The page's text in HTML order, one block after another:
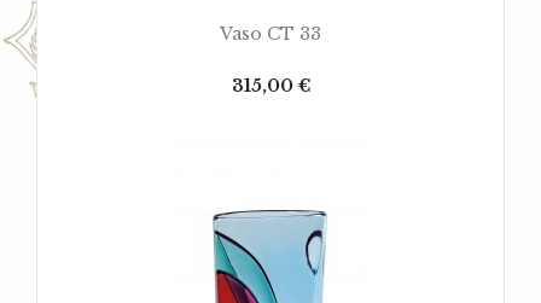
Vaso CT 33
Prezzo
315,00 €